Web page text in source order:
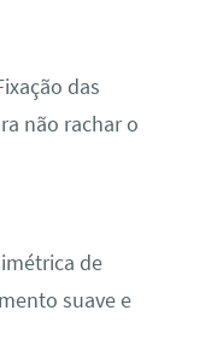
das
não rachar o
de
suave e